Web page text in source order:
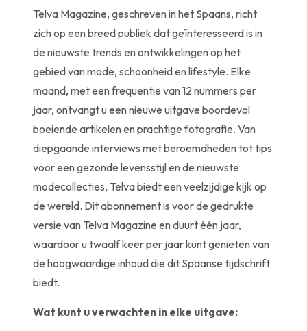
Telva Magazine, geschreven in het Spaans, richt
zich op een breed publiek dat geïnteresseerd is in
de nieuwste trends en ontwikkelingen op het
gebied van mode, schoonheid en lifestyle. Elke
maand, met een frequentie van 12 nummers per
jaar, ontvangt u een nieuwe uitgave boordevol
boeiende artikelen en prachtige fotografie. Van
diepgaande interviews met beroemdheden tot tips
voor een gezonde levensstijl en de nieuwste
modecollecties, Telva biedt een veelzijdige kijk op
de wereld. Dit abonnement is voor de gedrukte
versie van Telva Magazine en duurt één jaar,
waardoor u twaalf keer per jaar kunt genieten van
de hoogwaardige inhoud die dit Spaanse tijdschrift
biedt.
Wat kunt u verwachten in elke uitgave: